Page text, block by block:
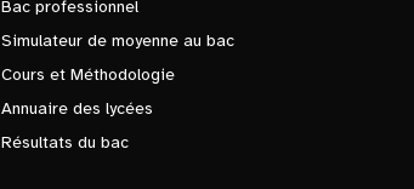
Bac professionnel
Simulateur de moyenne au bac
Cours et Méthodologie
Annuaire des lycées
Résultats du bac